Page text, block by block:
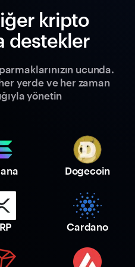
kripto
destekler
ucunda.
yerde ve her zaman
yönetin
Dogecoin
Cardano